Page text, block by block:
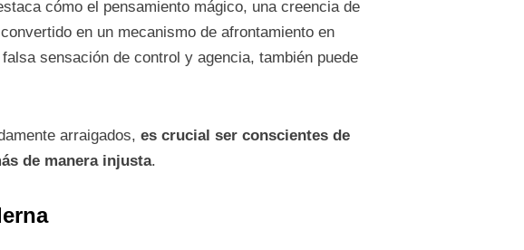
cómo el pensamiento mágico, una creencia de
en un mecanismo de afrontamiento en
sensación de control y agencia, también puede
arraigados, es crucial ser conscientes de
de manera injusta.